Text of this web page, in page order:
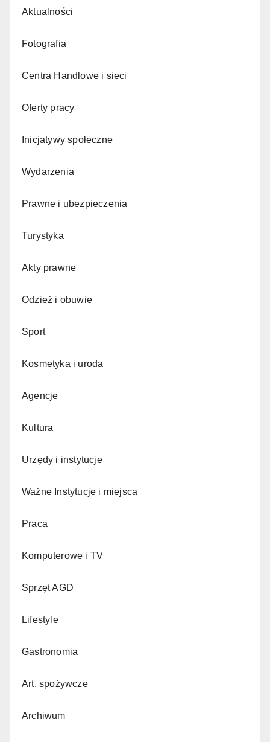
Aktualności
Fotografia
Centra Handlowe i sieci
Oferty pracy
Inicjatywy społeczne
Wydarzenia
Prawne i ubezpieczenia
Turystyka
Akty prawne
Odzież i obuwie
Sport
Kosmetyka i uroda
Agencje
Kultura
Urzędy i instytucje
Ważne Instytucje i miejsca
Praca
Komputerowe i TV
Sprzęt AGD
Lifestyle
Gastronomia
Art. spożywcze
Archiwum